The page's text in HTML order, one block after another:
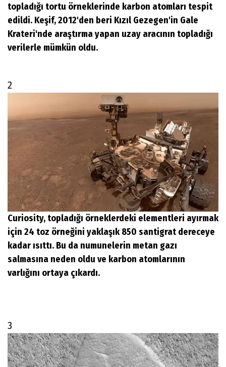
topladığı tortu örneklerinde karbon atomları tespit
edildi. Keşif, 2012'den beri Kızıl Gezegen'in Gale
Krateri'nde araştırma yapan uzay aracının topladığı
verilerle mümkün oldu.
2
Curiosity, topladığı örneklerdeki elementleri ayırmak
için 24 toz örneğini yaklaşık 850 santigrat dereceye
kadar ısıttı. Bu da numunelerin metan gazı
salmasına neden oldu ve karbon atomlarının
varlığını ortaya çıkardı.
3